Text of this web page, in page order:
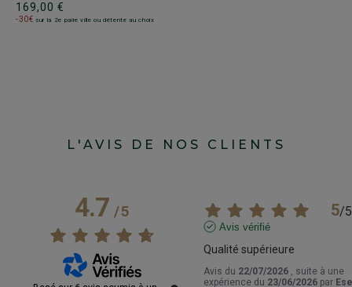
169,00 €
-30€ sur la 2e paire ville ou détente au choix
L'AVIS DE NOS CLIENTS
4.7/5 5/5
Avis vérifié
Qualité supérieure
Avis du 22/07/2026 , suite à une
expérience du 23/06/2026 par Ese